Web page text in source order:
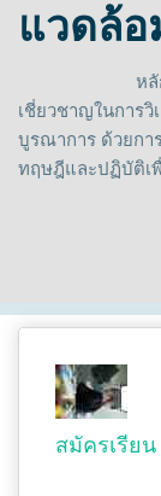
แวดล้
ห
เชี่ยวชาญในการ
บูรณาการ ด้วยกา
ทฤษฎีและปฏิบัติเ
สมัครเรียน